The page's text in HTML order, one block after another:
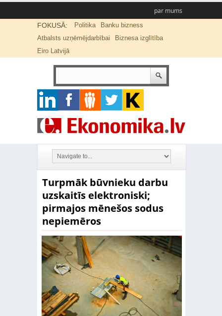
par mums
FOKUSĀ: Politika
Banku bizness
Atbalsts uzņēmējdarbībai
Biznesa izglītība
Eiro Latvijā
Turpmāk būvnieku darbu
uzskaitīs elektroniski;
pirmajos mēnešos sodus
nepiemēros